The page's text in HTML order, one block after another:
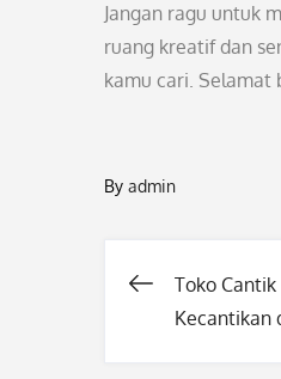
Jangan ragu untuk
ruang kreatif dan
kamu cari. Selamat
By admin
Post
Toko
Kecantikan